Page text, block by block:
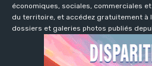
économiques, sociales, commerciales
du territoire, et accédez gratuitement à
dossiers et galeries photos publiés